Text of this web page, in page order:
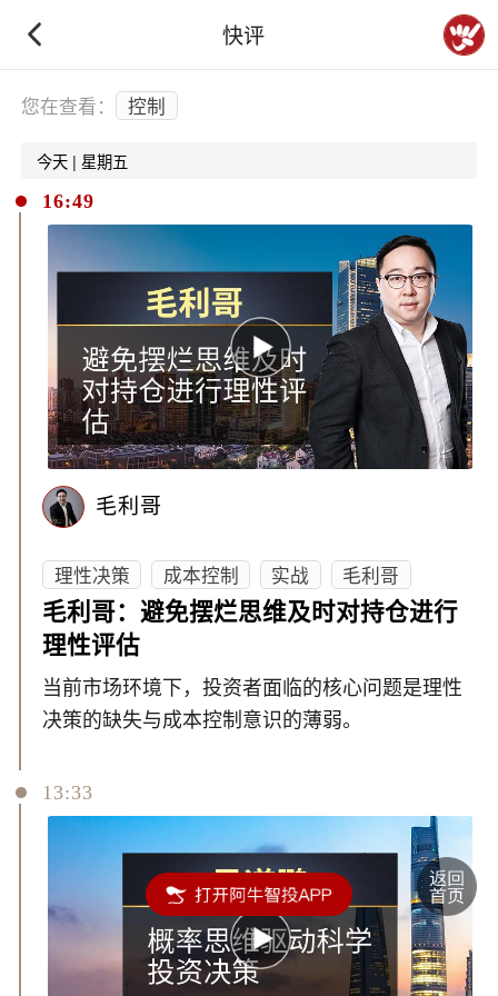
快评
下拉刷新
您在查看： 控制
今天 | 星期五
16:49
毛利哥
理性决策 成本控制 实战
毛利哥
毛利哥：避免摆烂思维及时对持仓进行
理性评估
当前市场环境下，投资者面临的核心问题是理性
决策的缺失与成本控制意识的薄弱。
13:33